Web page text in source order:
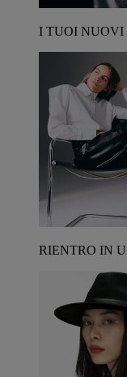
I TUOI NUOVI
RIENTRO IN